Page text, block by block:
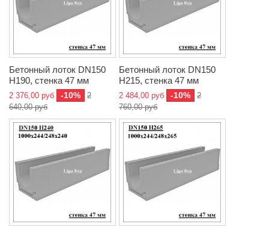
Бетонный лоток DN150
H190, стенка 47 мм
2 376,00 руб -10%
2
640,00 руб
Бетонный лоток DN150
H215, стенка 47 мм
2 484,00 руб -10%
2
760,00 руб